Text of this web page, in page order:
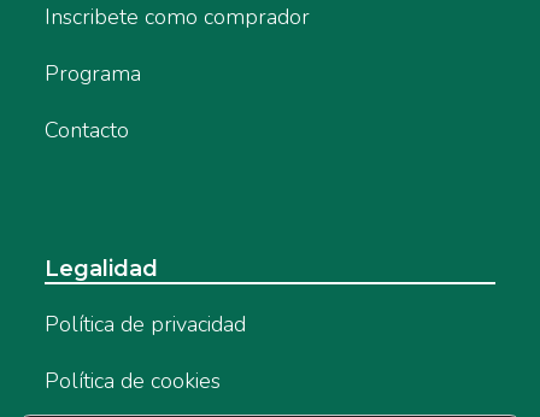
Inscribete como comprador
Programa
Contacto
Legalidad
Política de privacidad
Política de cookies